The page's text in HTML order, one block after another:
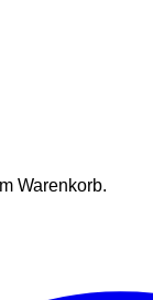
Warenkorb.